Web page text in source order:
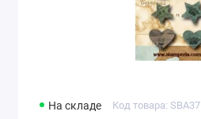
На складе Код товара: SBA37